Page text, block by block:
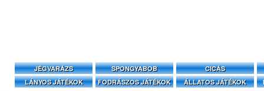
JÉGVARÁZS SPONGYABOB
CICÁS
LÁNYOS JÁTÉKOK
FODRÁSZOS JÁTÉKOK ÁLLATOS JÁTÉKOK